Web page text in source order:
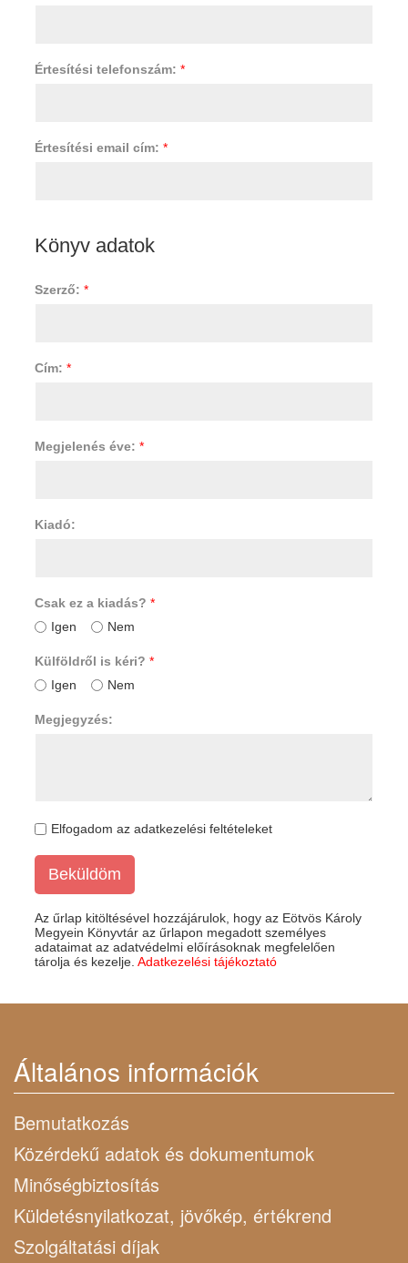
Értesítési telefonszám: *
Értesítési email cím: *
Könyv adatok
Szerző: *
Cím: *
Megjelenés éve: *
Kiadó:
Csak ez a kiadás? *
Igen
Nem
Külföldről is kéri? *
Igen
Nem
Megjegyzés:
Elfogadom az adatkezelési feltételeket
Beküldöm
Az űrlap kitöltésével hozzájárulok, hogy az Eötvös Károly
Megyein Könyvtár az űrlapon megadott személyes
adataimat az adatvédelmi előírásoknak megfelelően
tárolja és kezelje. Adatkezelési tájékoztató
Általános információk
Bemutatkozás
Közérdekű adatok és dokumentumok
Minőségbiztosítás
Küldetésnyilatkozat, jövőkép, értékrend
Szolgáltatási díjak